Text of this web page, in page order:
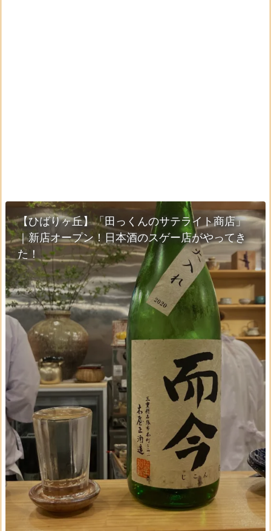
【ひばりヶ丘】「田っくんのサテライト商店」
｜新店オープン！日本酒のスゲー店がやってき
た！